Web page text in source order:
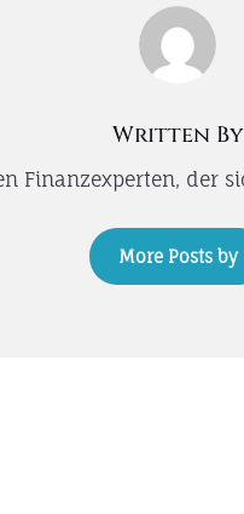
Written By
Finanzexperten, der
More Posts by